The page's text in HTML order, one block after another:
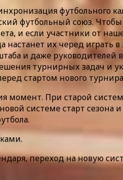
футбольного
футбольный союз.
и если участники от
настанет их черед
и даже руководителей
турнирных задач и
стартом нового
При старой
системе старт
переход на новую